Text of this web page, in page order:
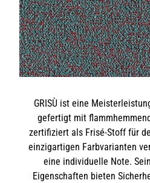
GRISÙ ist eine
gefertigt mit
zertifiziert als Frisé-Stoff für
einzigartigen Farbvarianten
eine individuelle Note.
Eigenschaften bieten